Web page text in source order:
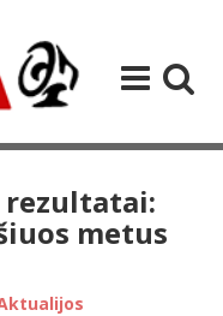
rezultatai:
metus